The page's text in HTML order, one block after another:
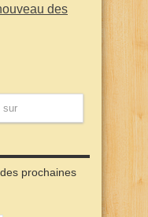
des
prochaines